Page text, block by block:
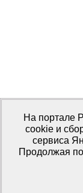
На портале
cookie и
сервиса
Продолжая